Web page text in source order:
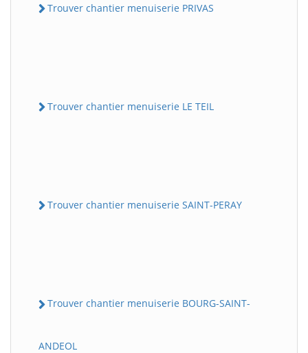
Trouver chantier menuiserie PRIVAS
Trouver chantier menuiserie LE TEIL
Trouver chantier menuiserie SAINT-PERAY
Trouver chantier menuiserie BOURG-SAINT-
ANDEOL